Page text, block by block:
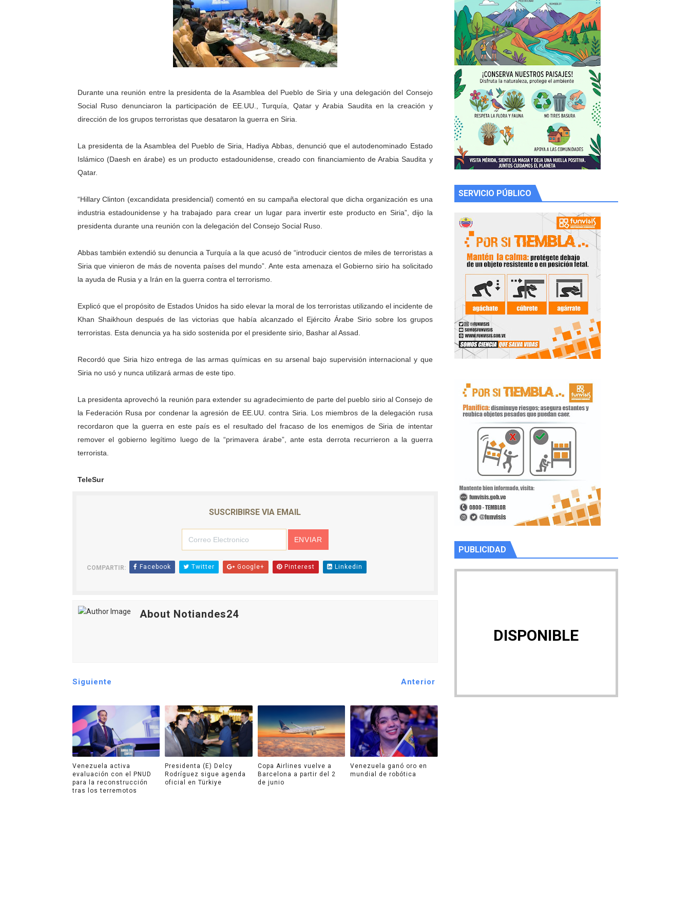
Inicia el Plan Cultura Vacacional 2026 en el estado Mérida
Ibime inició tradicional plan vacacional Aventuras en Vacaciones
Merideños disfrutarán del Plan Agosto Escuelas Abiertas 2026
Club "Rápidos de Zea" brilló en el Primer Festival de Atletismo en homenaje a Giovanny Valero
Cmdnna lleva esperanza y atención a casas de abrigo en Mérida
Arrancó Plan Vacacional Comunitario Venezuela Renace 2026 en la Don Perucho
Mérida impulsa el mapa de conocimientos con Encuentro de Formadores Comunales de la Unacom
Arnaldo Sánchez reinaugura Parque Recreacional Tilingo del Niño y la Niña Azulitense
Corposalud inició talleres para aspirantes al curso de Emergencia Prehospitalaria
Durante una reunión entre la presidenta de la Asamblea del Pueblo de Siria y una delegación del Consejo
Social Ruso denunciaron la participación de EE.UU., Turquía, Qatar y Arabia Saudita en la creación y
dirección de los grupos terroristas que desataron la guerra en Siria.
La presidenta de la Asamblea del Pueblo de Siria, Hadiya Abbas, denunció que el autodenominado Estado
Islámico (Daesh en árabe) es un producto estadounidense, creado con financiamiento de Arabia Saudita y
Qatar.
“Hillary Clinton (excandidata presidencial) comentó en su campaña electoral que dicha organización es una
industria estadounidense y ha trabajado para crear un lugar para invertir este producto en Siria”, dijo la
presidenta durante una reunión con la delegación del Consejo Social Ruso.
Abbas también extendió su denuncia a Turquía a la que acusó de “introducir cientos de miles de terroristas a
Siria que vinieron de más de noventa países del mundo”. Ante esta amenaza el Gobierno sirio ha solicitado
la ayuda de Rusia y a Irán en la guerra contra el terrorismo.
Explicó que el propósito de Estados Unidos ha sido elevar la moral de los terroristas utilizando el incidente de
Khan Shaikhoun después de las victorias que había alcanzado el Ejército Árabe Sirio sobre los grupos
terroristas. Esta denuncia ya ha sido sostenida por el presidente sirio, Bashar al Assad.
Recordó que Siria hizo entrega de las armas químicas en su arsenal bajo supervisión internacional y que
Siria no usó y nunca utilizará armas de este tipo.
La presidenta aprovechó la reunión para extender su agradecimiento de parte del pueblo sirio al Consejo de
la Federación Rusa por condenar la agresión de EE.UU. contra Siria. Los miembros de la delegación rusa
recordaron que la guerra en este país es el resultado del fracaso de los enemigos de Siria de intentar
remover el gobierno legítimo luego de la “primavera árabe”, ante esta derrota recurrieron a la guerra
terrorista.
TeleSur
SUSCRIBIRSE VIA EMAIL
COMPARTIR: Facebook Twitter Google+ Pinterest Linkedin
About Notiandes24
Siguiente Anterior
Venezuela activa
evaluación con el PNUD
para la reconstrucción
tras los terremotos
Presidenta (E) Delcy
Rodríguez sigue agenda
oficial en Türkiye
Copa Airlines vuelve a
Barcelona a partir del 2
de junio
Venezuela ganó oro en
mundial de robótica
SERVICIO PÚBLICO
PUBLICIDAD
DISPONIBLE